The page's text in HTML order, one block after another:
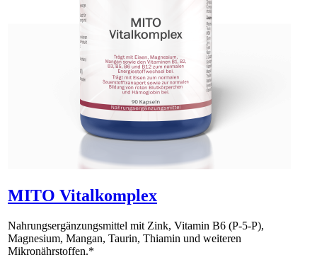
MITO Vitalkomplex
Nahrungsergänzungsmittel mit Zink, Vitamin B6 (P-5-P),
Magnesium, Mangan, Taurin, Thiamin und weiteren
Mikronährstoffen.*